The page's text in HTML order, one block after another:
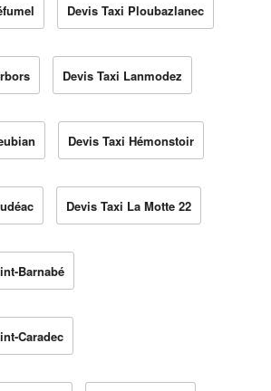
Devis Taxi Ploubazlanec
Devis Taxi Lanmodez
Devis Taxi Hémonstoir
Devis Taxi La Motte 22
Barnabé
Caradec